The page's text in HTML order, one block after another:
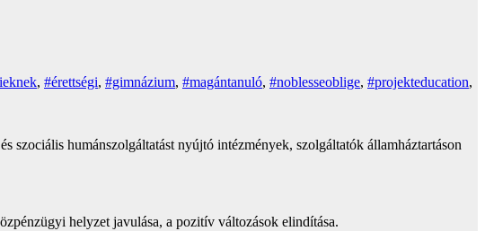
, #érettségi, #gimnázium, #magántanuló, #noblesseoblige, #projekteducation,
humánszolgáltatást nyújtó intézmények, szolgáltatók államháztartáson
helyzet javulása, a pozitív változások elindítása.